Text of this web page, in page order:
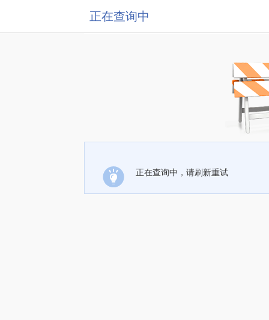
正在查询中
正在查询中，请刷新重试